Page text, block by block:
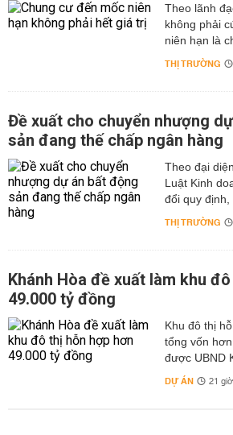
Theo lãnh
không phải
niên hạn là
THỊ TRƯỜNG
Đề xuất cho chuyển nhượng
sản đang thế chấp ngân hàng
Theo đại
Luật Kinh
đổi quy định,
THỊ TRƯỜNG
Khánh Hòa đề xuất làm khu
49.000 tỷ đồng
Khu đô thị
tổng vốn
được UBND
DỰ ÁN 21